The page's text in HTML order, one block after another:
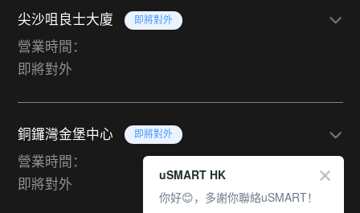
尖沙咀良士大廈 即將對外
營業時間：
即將對外
銅鑼灣金堡中心 即將對外
營業時間：
即將對外
uSMART HK
你好😊，多謝你聯絡uSMART！